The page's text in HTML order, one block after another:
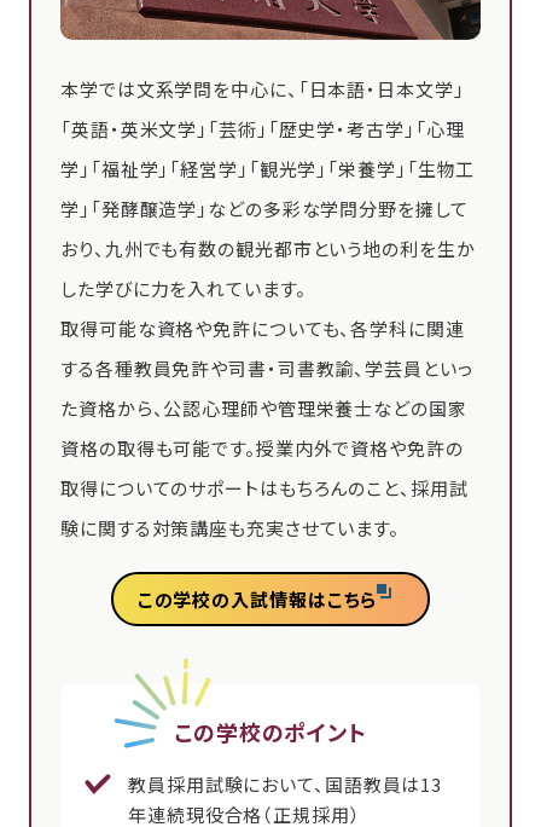
本学では文系学問を中心に、「日本語・日本文学」
「英語・英米文学」「芸術」「歴史学・考古学」「心理
学」「福祉学」「経営学」「観光学」「栄養学」「生物工
学」「発酵醸造学」などの多彩な学問分野を擁して
おり、九州でも有数の観光都市という地の利を生か
した学びに力を入れています。
取得可能な資格や免許についても、各学科に関連
する各種教員免許や司書・司書教諭、学芸員といっ
た資格から、公認心理師や管理栄養士などの国家
資格の取得も可能です。授業内外で資格や免許の
取得についてのサポートはもちろんのこと、採用試
験に関する対策講座も充実させています。
この学校の入試情報はこちら
この学校のポイント
教員採用試験において、国語教員は13
年連続現役合格（正規採用）